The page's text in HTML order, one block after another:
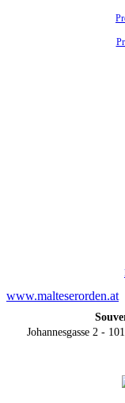
www.malteserorden.at
Johannesgasse 2 -